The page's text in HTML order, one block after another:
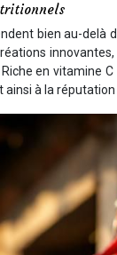
bien au-
en vitamine
à la